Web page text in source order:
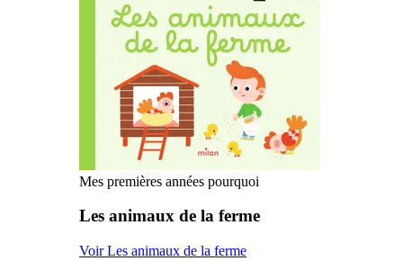
Mes premières années pourquoi
Les animaux de la ferme
Voir Les animaux de la ferme